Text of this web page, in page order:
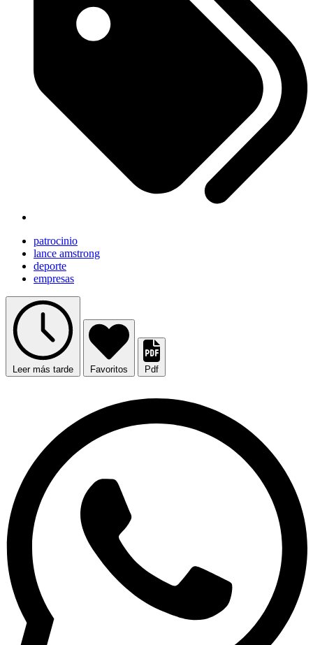
patrocinio
lance amstrong
deporte
empresas
Leer más tarde Favoritos Pdf